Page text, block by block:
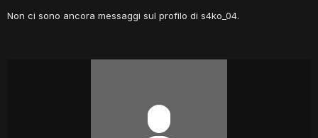
Non ci sono ancora messaggi sul profilo di s4ko_04.